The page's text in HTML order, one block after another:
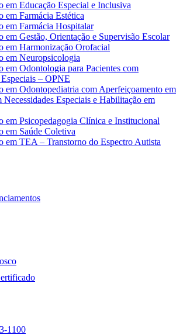
em Educação Especial e Inclusiva
em Farmácia Estética
em Farmácia Hospitalar
em Gestão, Orientação e Supervisão Escolar
em Harmonização Orofacial
em Neuropsicologia
em Odontologia para Pacientes com
– OPNE
em Odontopediatria com Aperfeiçoamento em
Necessidades Especiais e Habilitação em
em Psicopedagogia Clínica e Institucional
em Saúde Coletiva
em TEA – Transtorno do Espectro Autista
1100